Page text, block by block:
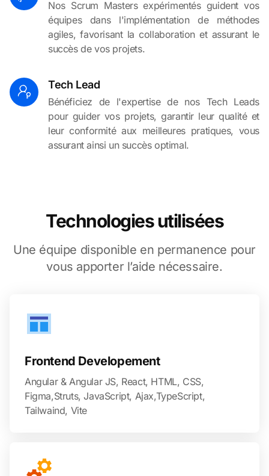
Nos Scrum Masters expérimentés guident vos
équipes dans l'implémentation de méthodes
agiles, favorisant la collaboration et assurant le
succès de vos projets.
Tech Lead
Bénéficiez de l'expertise de nos Tech Leads
pour guider vos projets, garantir leur qualité et
leur conformité aux meilleures pratiques, vous
assurant ainsi un succès optimal.
Technologies utilisées
Une équipe disponible en permanence pour
vous apporter l’aide nécessaire.
Frontend Developement
Angular & Angular JS, React, HTML, CSS,
Figma,Struts, JavaScript, Ajax,TypeScript,
Tailwaind, Vite